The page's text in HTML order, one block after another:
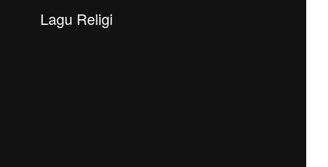
Lagu Religi